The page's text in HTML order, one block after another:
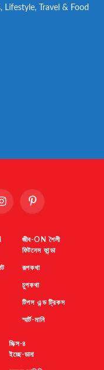
Lifestyle, Travel & Food
InstagramPinterest
জীব-ON শৈলী
ফিটনেস ফান্ডা
রূপকথা
চুপকথা
টিপস এন্ড ট্রিকস
স্মার্ট-মানি
মিক্স-৪
ইচ্ছে-ডানা